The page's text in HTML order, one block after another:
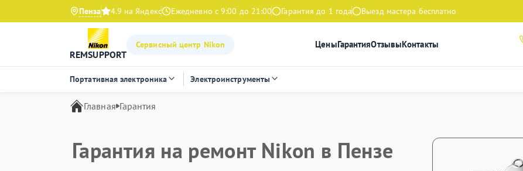
Пенза 4.9 на Яндекс Ежедневно с 9:00 до 21:00 Гарантия до 1 года Выезд мастера бесплатно
REMSUPPORT
Сервисный центр Nikon ЦеныГарантияОтзывыКонтакты
Портативная электроника Электроинструменты
Главная Гарантия
Гарантия на ремонт Nikon в Пензе